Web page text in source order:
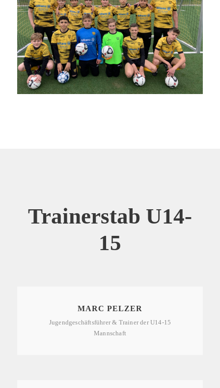
Trainerstab U14-
15
MARC PELZER
Jugendgeschäftsführer & Trainer der U14-15
Mannschaft